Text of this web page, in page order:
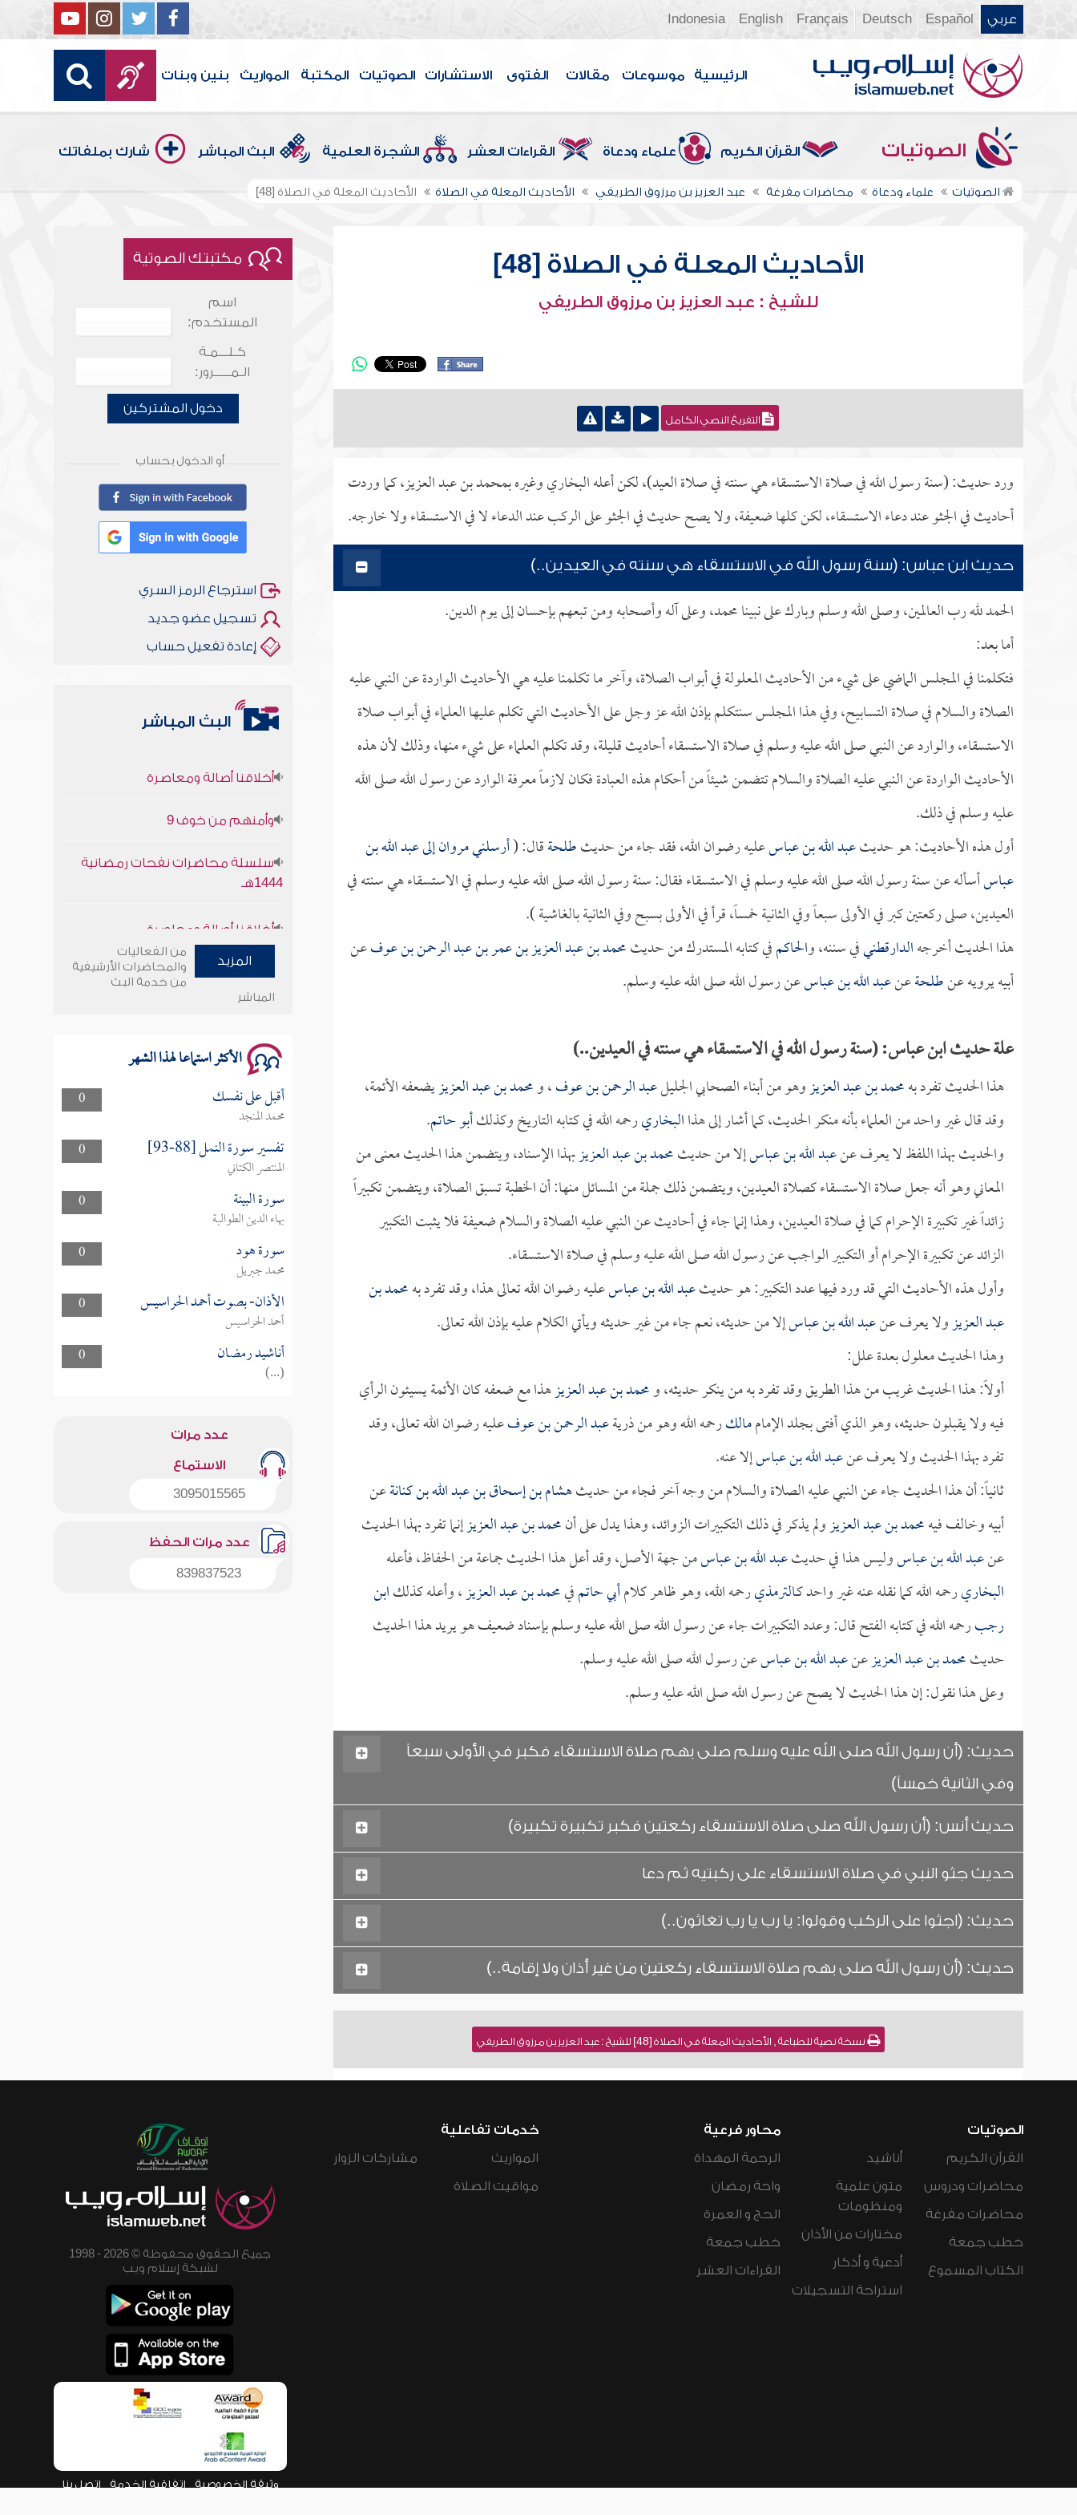
عربي Español
Deutsch
Français
English
Indonesia
الرئيسية موسوعات مقالات الفتوى الاستشارات الصوتيات المكتبة المواريث بنين وبنات
الصوتيات القرآن الكريم علماء ودعاة القراءات العشر الشجرة العلمية البث المباشر شارك بملفاتك
الصوتيات علماء ودعاة محاضرات مفرغة عبد العزيز بن مرزوق الطريفي الأحاديث المعلة في الصلاة الأحاديث المعلة في الصلاة [48]
الأحاديث المعلة في الصلاة [48]
للشيخ : عبد العزيز بن مرزوق الطريفي
التفريغ النصي الكامل
ورد حديث: (سنة رسول الله في صلاة الاستسقاء هي سنته في صلاة العيد)، لكن أعله البخاري وغيره بمحمد بن عبد العزيز، كما وردت
أحاديث في الجثو عند دعاء الاستسقاء، لكن كلها ضعيفة، ولا يصح حديث في الجثو على الركب عند الدعاء لا في الاستسقاء ولا خارجه.
حديث ابن عباس: (سنة رسول الله في الاستسقاء هي سنته في العيدين..)
الحمد لله رب العالمين، وصلى الله وسلم وبارك على نبينا محمد، وعلى آله وأصحابه ومن تبعهم بإحسان إلى يوم الدين.
أما بعد:
فتكلمنا في المجلس الماضي على شيء من الأحاديث المعلولة في أبواب الصلاة، وآخر ما تكلمنا عليه هي الأحاديث الواردة عن النبي عليه
الصلاة والسلام في صلاة التسابيح، وفي هذا المجلس سنتكلم بإذن الله عز وجل على الأحاديث التي تكلم عليها العلماء في أبواب صلاة
الاستسقاء، والوارد عن النبي صلى الله عليه وسلم في صلاة الاستسقاء أحاديث قليلة، وقد تكلم العلماء على شيء منها، وذلك لأن هذه
الأحاديث الواردة عن النبي عليه الصلاة والسلام تتضمن شيئاً من أحكام هذه العبادة فكان لازماً معرفة الوارد عن رسول الله صلى الله
عليه وسلم في ذلك.
أول هذه الأحاديث: هو حديثعبد الله بن عباسعليه رضوان الله، فقد جاء من حديثطلحةقال: (أرسلني مروان إلىعبد الله بن
عباسأسأله عن سنة رسول الله صلى الله عليه وسلم في الاستسقاء فقال: سنة رسول الله صلى الله عليه وسلم في الاستسقاء هي سنته في
العيدين، صلى ركعتين كبر في الأولى سبعاً وفي الثانية خمساً، قرأ في الأولى بسبح وفي الثانية بالغاشية ).
هذا الحديث أخرجهالدارقطنيفي سننه، والحاكمفي كتابه المستدرك من حديثمحمد بن عبد العزيز بن عمر بن عبد الرحمن بن عوفعن
أبيه يرويه عنطلحةعنعبد الله بن عباسعن رسول الله صلى الله عليه وسلم.
علة حديث ابن عباس: (سنة رسول الله في الاستسقاء هي سنته في العيدين..)
هذا الحديث تفرد بهمحمد بن عبد العزيزوهو من أبناء الصحابي الجليلعبد الرحمن بن عوف، ومحمد بن عبد العزيزيضعفه الأئمة،
وقد قال غير واحد من العلماء بأنه منكر الحديث، كما أشار إلى هذاالبخاريرحمه الله في كتابه التاريخ وكذلكأبو حاتم.
والحديث بهذا اللفظ لا يعرف عنعبد الله بن عباسإلا من حديثمحمد بن عبد العزيزبهذا الإسناد، ويتضمن هذا الحديث معنى من
المعاني وهو أنه جعل صلاة الاستسقاء كصلاة العيدين، ويتضمن ذلك جملة من المسائل منها: أن الخطبة تسبق الصلاة، ويتضمن تكبيراً
زائداً غير تكبيرة الإحرام كما في صلاة العيدين، وهذا إنما جاء في أحاديث عن النبي عليه الصلاة والسلام ضعيفة فلا يثبت التكبير
الزائد عن تكبيرة الإحرام أو التكبير الواجب عن رسول الله صلى الله عليه وسلم في صلاة الاستسقاء.
وأول هذه الأحاديث التي قد ورد فيها عدد التكبير: هو حديثعبد الله بن عباسعليه رضوان الله تعالى هذا، وقد تفرد بهمحمد بن
عبد العزيزولا يعرف عنعبد الله بن عباسإلا من حديثه، نعم جاء من غير حديثه ويأتي الكلام عليه بإذن الله تعالى.
وهذا الحديث معلول بعدة علل:
أولاً: هذا الحديث غريب من هذا الطريق وقد تفرد به من ينكر حديثه، ومحمد بن عبد العزيزهذا مع ضعفه كان الأئمة يسيئون الرأي
فيه ولا يقبلون حديثه، وهو الذي أفتى بجلد الإماممالكرحمه الله وهو من ذريةعبد الرحمن بن عوفعليه رضوان الله تعالى، وقد
تفرد بهذا الحديث ولا يعرف عنعبد الله بن عباسإلا عنه.
ثانياً: أن هذا الحديث جاء عن النبي عليه الصلاة والسلام من وجه آخر فجاء من حديثهشام بن إسحاق بن عبد الله بن كنانةعن
أبيه وخالف فيهمحمد بن عبد العزيزولم يذكر في ذلك التكبيرات الزوائد، وهذا يدل على أنمحمد بن عبد العزيزإنما تفرد بهذا الحديث
عنعبد الله بن عباسوليس هذا في حديثعبد الله بن عباسمن جهة الأصل، وقد أعل هذا الحديث جماعة من الحفاظ، فأعله
البخاريرحمه الله كما نقله عنه غير واحد كـالترمذيرحمه الله، وهو ظاهر كلامأبي حاتمفيمحمد بن عبد العزيز، وأعله كذلكابن
رجبرحمه الله في كتابه الفتح قال: وعدد التكبيرات جاء عن رسول الله صلى الله عليه وسلم بإسناد ضعيف هو يريد هذا الحديث
حديثمحمد بن عبد العزيزعنعبد الله بن عباسعن رسول الله صلى الله عليه وسلم.
وعلى هذا نقول: إن هذا الحديث لا يصح عن رسول الله صلى الله عليه وسلم.
حديث: (أن رسول الله صلى الله عليه وسلم صلى بهم صلاة الاستسقاء فكبر في الأولى سبعاً
وفي الثانية خمساً)
حديث أنس: (أن رسول الله صلى صلاة الاستسقاء ركعتين فكبر تكبيرة تكبيرة)
حديث جثو النبي في صلاة الاستسقاء على ركبتيه ثم دعا
حديث: (اجثوا على الركب وقولوا: يا رب يا رب تغاثون..)
حديث: (أن رسول الله صلى بهم صلاة الاستسقاء ركعتين من غير أذان ولا إقامة..)
نسخة نصية للطباعة , الأحاديث المعلة في الصلاة [48] للشيخ : عبد العزيز بن مرزوق الطريفي
مكتبتك الصوتية
اسم
المستخدم:
كـلـــمـة
الـمـــــرور:
دخول المشتركين
أو الدخول بحساب
استرجاع الرمز السري
تسجيل عضو جديد
إعادة تفعيل حساب
البث المباشر
1444هـ
وأمنهم من خوف 9
سلسلة محاضرات نفحات رمضانية
المزيد
من الفعاليات
والمحاضرات الأرشيفية
من خدمة البث
المباشر
الأكثر استماعا لهذا الشهر
0 أقبل على نفسك
محمد المنجد
0
تفسير سورة النمل [88-93]
المنتصر الكتاني
0
سورة البينة
بهاء الدين الطوالبة
0
سورة هود
محمد جبريل
0
الأذان- بصوت أحمد الحراسيس
أحمد الحراسيس
0
أناشيد رمضان
(...)
عدد مرات
الاستماع
3095015565
عدد مرات الحفظ
839837523
الصوتيات
القرآن الكريم
محاضرات ودروس
محاضرات مفرغة
خطب جمعة
الكتاب المسموع
أناشيد
متون علمية
ومنظومات
مختارات من الأذان
أدعية و أذكار
استراحة التسجيلات
محاور فرعية
الرحمة المهداة
واحة رمضان
الحج و العمرة
خطب جمعة
القراءات العشر
خدمات تفاعلية
المواريث
مواقيت الصلاة
مشاركات الزوار
جميع الحقوق محفوظة © 2026 - 1998
لشبكة إسلام ويب
وثيقة الخصوصية اتفاقية الخدمة اتصل بنا